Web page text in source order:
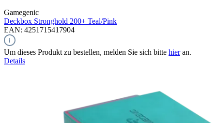
Gamegenic
Deckbox Stronghold 200+ Teal/Pink
EAN: 4251715417904
Um dieses Produkt zu bestellen, melden Sie sich bitte hieran.
Details